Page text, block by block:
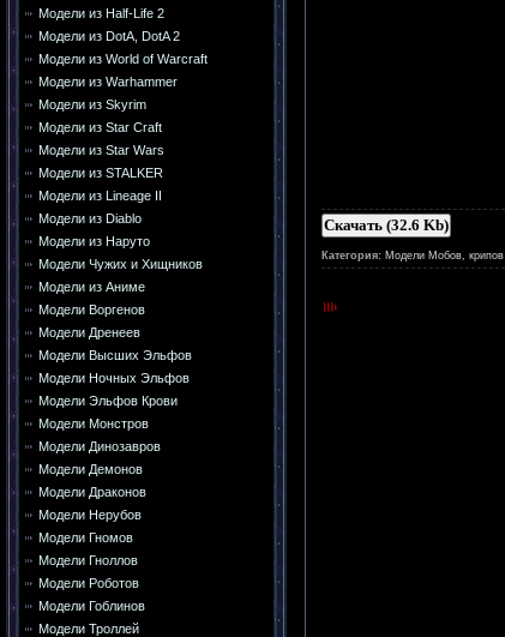
Модели из Half-Life 2
Модели из DotA, DotA 2
Модели из World of Warcraft
Модели из Warhammer
Модели из Skyrim
Модели из Star Craft
Модели из Star Wars
Модели из STALKER
Модели из Lineage II
Модели из Diablo
Модели из Наруто
Модели Чужих и Хищников
Модели из Аниме
Модели Воргенов
Модели Дренеев
Модели Высших Эльфов
Модели Ночных Эльфов
Модели Эльфов Крови
Модели Монстров
Модели Динозавров
Модели Демонов
Модели Драконов
Модели Нерубов
Модели Гномов
Модели Гноллов
Модели Роботов
Модели Гоблинов
Модели Троллей
Скачать (32.6 Kb)
Категория: Модели Мобов, крипов